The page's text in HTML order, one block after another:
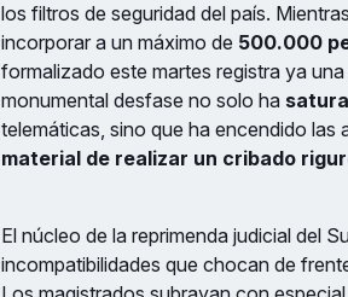
los filtros de seguridad del país.
incorporar a un máximo de 500.000
formalizado este martes registra ya
monumental desfase no solo ha
telemáticas, sino que ha encendido las
material de realizar un cribado
El núcleo de la reprimenda judicial del
incompatibilidades que chocan de